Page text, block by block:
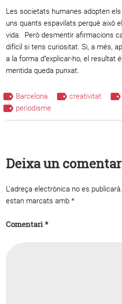
Les societats humanes adopten
uns quants espavilats perquè això
vida. Però desmentir afirmacions
difícil si tens curiositat. Si, a més,
a la forma d’explicar-ho, el resultat
mentida queda punxat.
Barcelona creativitat
periodisme
Deixa un
L'adreça electrònica no es publicarà.
estan marcats amb *
Comentari*